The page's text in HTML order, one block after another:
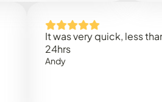
It was very quick, less than